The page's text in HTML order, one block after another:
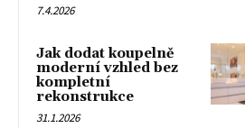
7.4.2026
Jak dodat koupelně
moderní vzhled bez
kompletní
rekonstrukce
31.1.2026